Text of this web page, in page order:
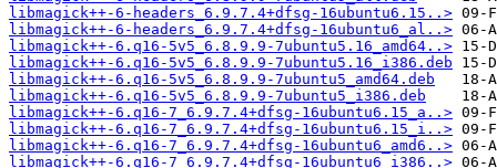
libmagick++-6-headers_6.9.7.4+dfsg-16ubuntu6.15..>
libmagick++-6-headers_6.9.7.4+dfsg-16ubuntu6_al..>
libmagick++-6.q16-5v5_6.8.9.9-7ubuntu5.16_amd64..>
libmagick++-6.q16-5v5_6.8.9.9-7ubuntu5.16_i386.deb
libmagick++-6.q16-5v5_6.8.9.9-7ubuntu5_amd64.deb
libmagick++-6.q16-5v5_6.8.9.9-7ubuntu5_i386.deb
libmagick++-6.q16-7_6.9.7.4+dfsg-16ubuntu6.15_a..>
libmagick++-6.q16-7_6.9.7.4+dfsg-16ubuntu6.15_i..>
libmagick++-6.q16-7_6.9.7.4+dfsg-16ubuntu6_amd6..>
libmagick++-6.q16-7_6.9.7.4+dfsg-16ubuntu6_i386..>